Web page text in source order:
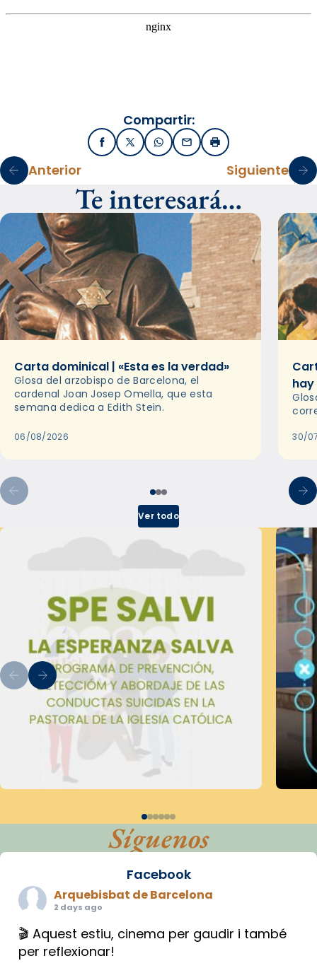
Compartir:
FacebookX / TwitterWhatsApp
EmailImprimir
Anterior Siguiente
Te interesará…
Carta dominical | «Esta es la verdad»
Glosa del arzobispo de Barcelona, el
cardenal Joan Josep Omella, que esta
semana dedica a Edith Stein.
06/08/2026 30/
Ver todo
Síguenos
Facebook
Arquebisbat de Barcelona
2 days ago
🎬 Aquest estiu, cinema per gaudir i també
per reflexionar!